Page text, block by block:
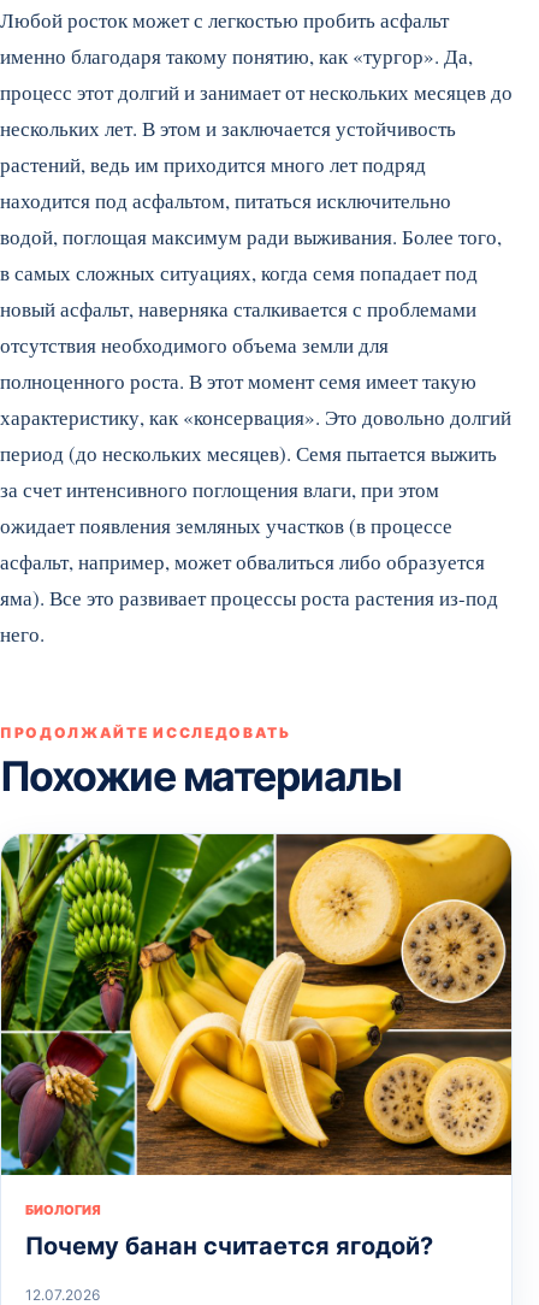
Любой росток может с легкостью пробить асфальт
именно благодаря такому понятию, как «тургор». Да,
процесс этот долгий и занимает от нескольких месяцев до
нескольких лет. В этом и заключается устойчивость
растений, ведь им приходится много лет подряд
находится под асфальтом, питаться исключительно
водой, поглощая максимум ради выживания. Более того,
в самых сложных ситуациях, когда семя попадает под
новый асфальт, наверняка сталкивается с проблемами
отсутствия необходимого объема земли для
полноценного роста. В этот момент семя имеет такую
характеристику, как «консервация». Это довольно долгий
период (до нескольких месяцев). Семя пытается выжить
за счет интенсивного поглощения влаги, при этом
ожидает появления земляных участков (в процессе
асфальт, например, может обвалиться либо образуется
яма). Все это развивает процессы роста растения из-под
него.
ПРОДОЛЖАЙТЕ ИССЛЕДОВАТЬ
Похожие материалы
БИОЛОГИЯ
Почему банан считается ягодой?
12.07.2026